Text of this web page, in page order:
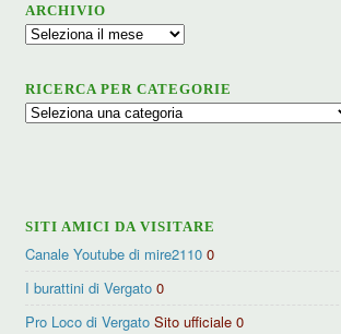
ARCHIVIO
Archivio
RICERCA PER CATEGORIE
Ricerca
SITI AMICI DA VISITARE
Canale Youtube di mire2110 0
I burattini di Vergato 0
Pro Loco di Vergato Sito ufficiale 0